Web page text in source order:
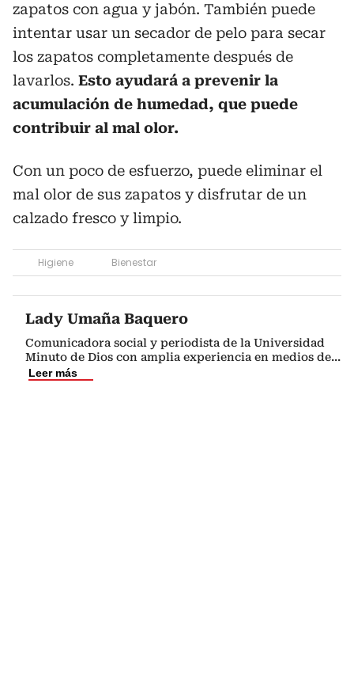
zapatos con agua y jabón. También puede
intentar usar un secador de pelo para secar
los zapatos completamente después de
lavarlos. Esto ayudará a prevenir la
acumulación de humedad, que puede
contribuir al mal olor.
Con un poco de esfuerzo, puede eliminar el
mal olor de sus zapatos y disfrutar de un
calzado fresco y limpio.
Higiene Bienestar
Lady Umaña Baquero
Comunicadora social y periodista de la Universidad
Minuto de Dios con amplia experiencia en medios de...
Leer más